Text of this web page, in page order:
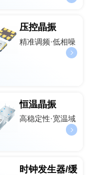
压控晶振
精准调频·低相噪
恒温晶振
高稳定性·宽温域
时钟发生器/缓